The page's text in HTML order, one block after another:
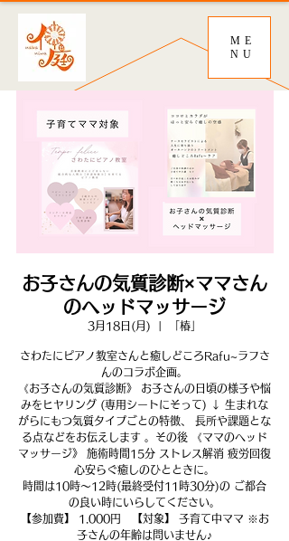
ME
NU
お子さんの気質診断×ママさん
のヘッドマッサージ
3月18日(月) 「椿」
さわたにピアノ教室さんと癒しどころRafu~ラフさ
んのコラボ企画。
《お子さんの気質診断》 お子さんの日頃の様子や悩
みをヒヤリング (専用シートにそって) ↓ 生まれな
がらにもつ気質タイプごとの特徴、 長所や課題とな
る点などをお伝えします 。その後 《ママのヘッド
マッサージ》 施術時間15分 ストレス解消 疲労回復
心安らぐ癒しのひとときに。
時間は10時〜12時(最終受付11時30分)の ご都合
の良い時にいらしてください。
【参加費】 1.000円 【対象】 子育て中ママ ※お
子さんの年齢は問いません♪